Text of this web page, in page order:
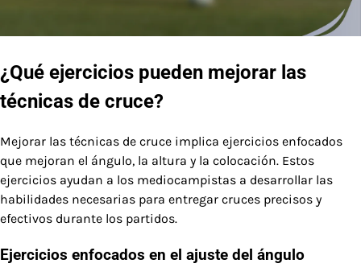
¿Qué ejercicios pueden mejorar las
técnicas de cruce?
Mejorar las técnicas de cruce implica ejercicios enfocados
que mejoran el ángulo, la altura y la colocación. Estos
ejercicios ayudan a los mediocampistas a desarrollar las
habilidades necesarias para entregar cruces precisos y
efectivos durante los partidos.
Ejercicios enfocados en el ajuste del ángulo